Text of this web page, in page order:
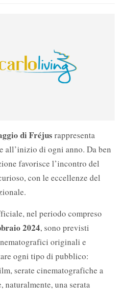
di Fréjus rappresenta
all’inizio di ogni anno. Da ben
favorisce l’incontro del
con le eccellenze del
nel periodo compreso
2024, sono previsti
originali e
ogni tipo di pubblico:
serate cinematografiche a
una serata